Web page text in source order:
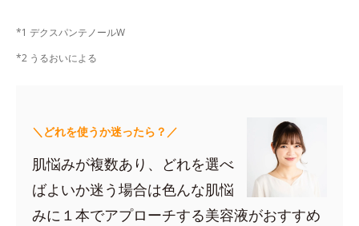
*1 デクスパンテノールW
*2 うるおいによる
＼どれを使うか迷ったら？／
肌悩みが複数あり、どれを選べ
ばよいか迷う場合は色んな肌悩
みに１本でアプローチする美容液がおすすめ